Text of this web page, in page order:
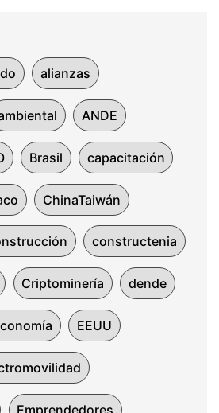
alianzas
ANDE
Brasil capacitación
ChinaTaiwán
constructenia
Criptominería dende
EEUU
Emprendedores